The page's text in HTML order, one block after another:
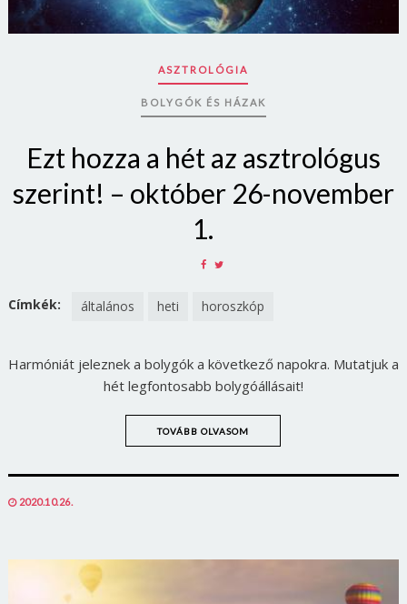
ASZTROLÓGIA
BOLYGÓK ÉS HÁZAK
Ezt hozza a hét az asztrológus
szerint! – október 26-november
1.
SHARE
FACEBOOK
TWITTER
Címkék: általános heti horoszkóp
Harmóniát jeleznek a bolygók a következő napokra. Mutatjuk a
hét legfontosabb bolygóállásait!
TOVÁBB OLVASOM
POSTED
2020.10.26.